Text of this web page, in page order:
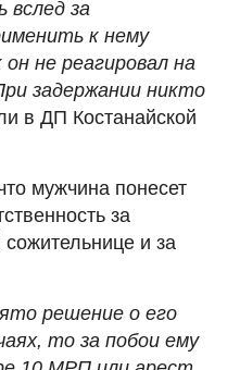
за
к нему
не реагировал на
задержании никто
в ДП Костанайской
мужчина понесет
за
и за
решение о его
то за побои ему